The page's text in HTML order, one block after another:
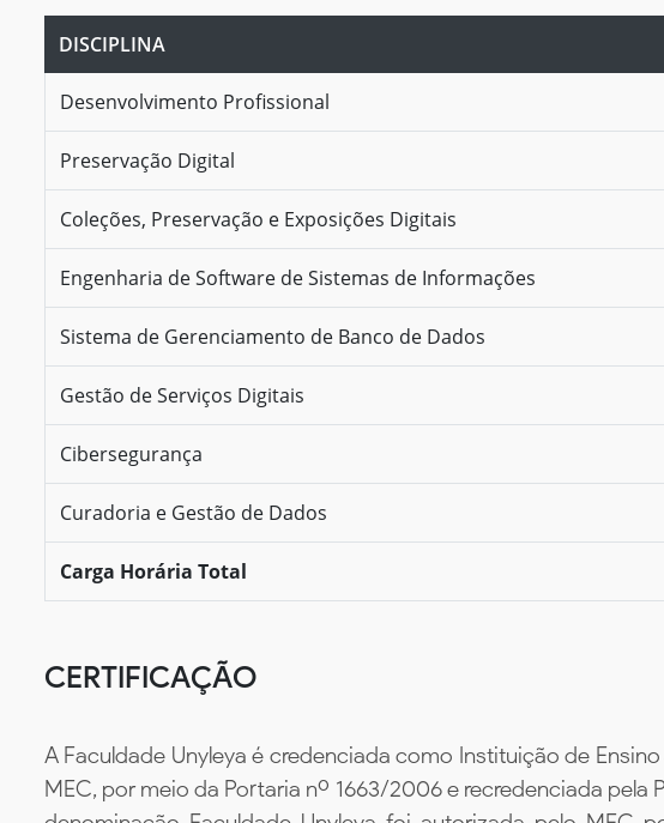
DISCIPLINA
Desenvolvimento Profissional
Preservação Digital
Coleções, Preservação e Exposições Digitais
Engenharia de Software de Sistemas de Informações
Sistema de Gerenciamento de Banco de Dados
Gestão de Serviços Digitais
Cibersegurança
Curadoria e Gestão de Dados
Carga Horária Total
CERTIFICAÇÃO
A Faculdade Unyleya é credenciada como Instituição de
MEC, por meio da Portaria nº 1663/2006 e recredenciada pela